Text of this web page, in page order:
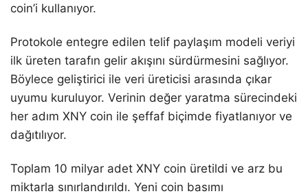
coin’i kullanıyor.
Protokole entegre edilen telif paylaşım modeli veriyi
ilk üreten tarafın gelir akışını sürdürmesini sağlıyor.
Böylece geliştirici ile veri üreticisi arasında çıkar
uyumu kuruluyor. Verinin değer yaratma sürecindeki
her adım XNY coin ile şeffaf biçimde fiyatlanıyor ve
dağıtılıyor.
Toplam 10 milyar adet XNY coin üretildi ve arz bu
miktarla sınırlandırıldı. Yeni coin basımı